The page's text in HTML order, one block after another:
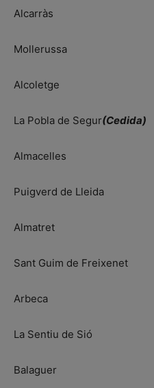
Alcarràs
Mollerussa
Alcoletge
La Pobla de Segur(Cedida)
Almacelles
Puigverd de Lleida
Almatret
Sant Guim de Freixenet
Arbeca
La Sentiu de Sió
Balaguer